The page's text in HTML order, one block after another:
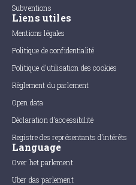
Subventions
Liens utiles
Mentions légales
Politique de confidentialité
Politique d'utilisation des cookies
Règlement du parlement
Open data
Déclaration d'accessibilité
Registre des représentants d'intérêts
Language
Over het parlement
Uber das parlement